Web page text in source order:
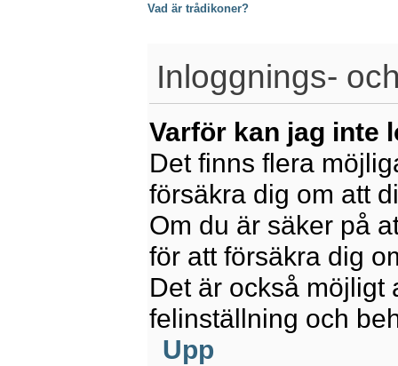
Vad är trådikoner?
Inloggnings-
Varför kan jag inte
Det finns flera
försäkra dig om att
Om du är säker på
för att försäkra dig
Det är också möjligt
felinställning och
Upp